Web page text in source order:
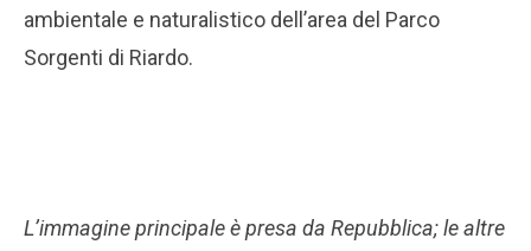
ambientale e naturalistico dell’area del Parco
Sorgenti di Riardo.
L’immagine principale è presa da Repubblica; le altre